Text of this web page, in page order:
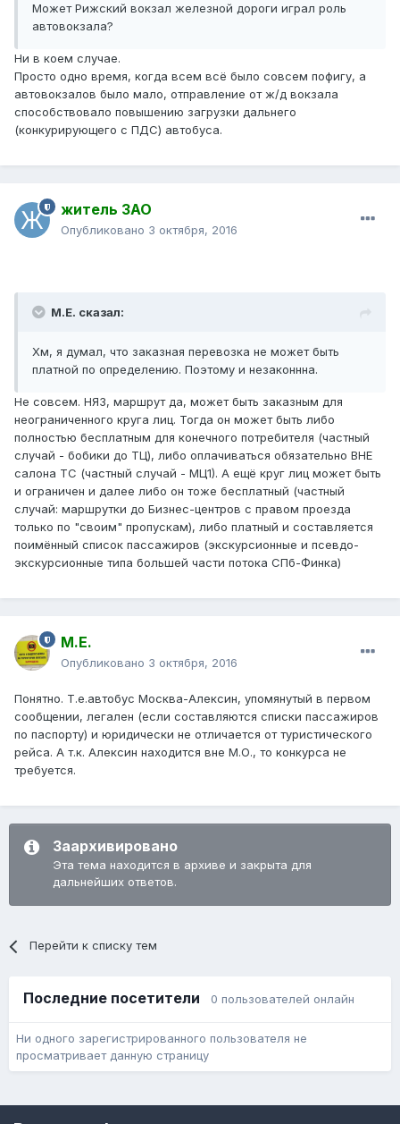
Может Рижский вокзал железной дороги играл роль
автовокзала?
Ни в коем случае.
Просто одно время, когда всем всё было совсем пофигу, а
автовокзалов было мало, отправление от ж/д вокзала
способствовало повышению загрузки дальнего
(конкурирующего с ПДС) автобуса.
житель ЗАО
Опубликовано 3 октября, 2016
М.Е. сказал:
Хм, я думал, что заказная перевозка не может быть
платной по определению. Поэтому и незаконнна.
Не совсем. НЯЗ, маршрут да, может быть заказным для
неограниченного круга лиц. Тогда он может быть либо
полностью бесплатным для конечного потребителя (частный
случай - бобики до ТЦ), либо оплачиваться обязательно ВНЕ
салона ТС (частный случай - МЦ1). А ещё круг лиц может быть
и ограничен и далее либо он тоже бесплатный (частный
случай: маршрутки до Бизнес-центров с правом проезда
только по "своим" пропускам), либо платный и составляется
поимённый список пассажиров (экскурсионные и псевдо-
экскурсионные типа большей части потока СПб-Финка)
М.Е.
Опубликовано 3 октября, 2016
Понятно. Т.е.автобус Москва-Алексин, упомянутый в первом
сообщении, легален (если составляются списки пассажиров
по паспорту) и юридически не отличается от туристического
рейса. А т.к. Алексин находится вне М.О., то конкурса не
требуется.
Заархивировано
Эта тема находится в архиве и закрыта для
дальнейших ответов.
Перейти к списку тем
Последние посетители 0 пользователей онлайн
Ни одного зарегистрированного пользователя не
просматривает данную страницу